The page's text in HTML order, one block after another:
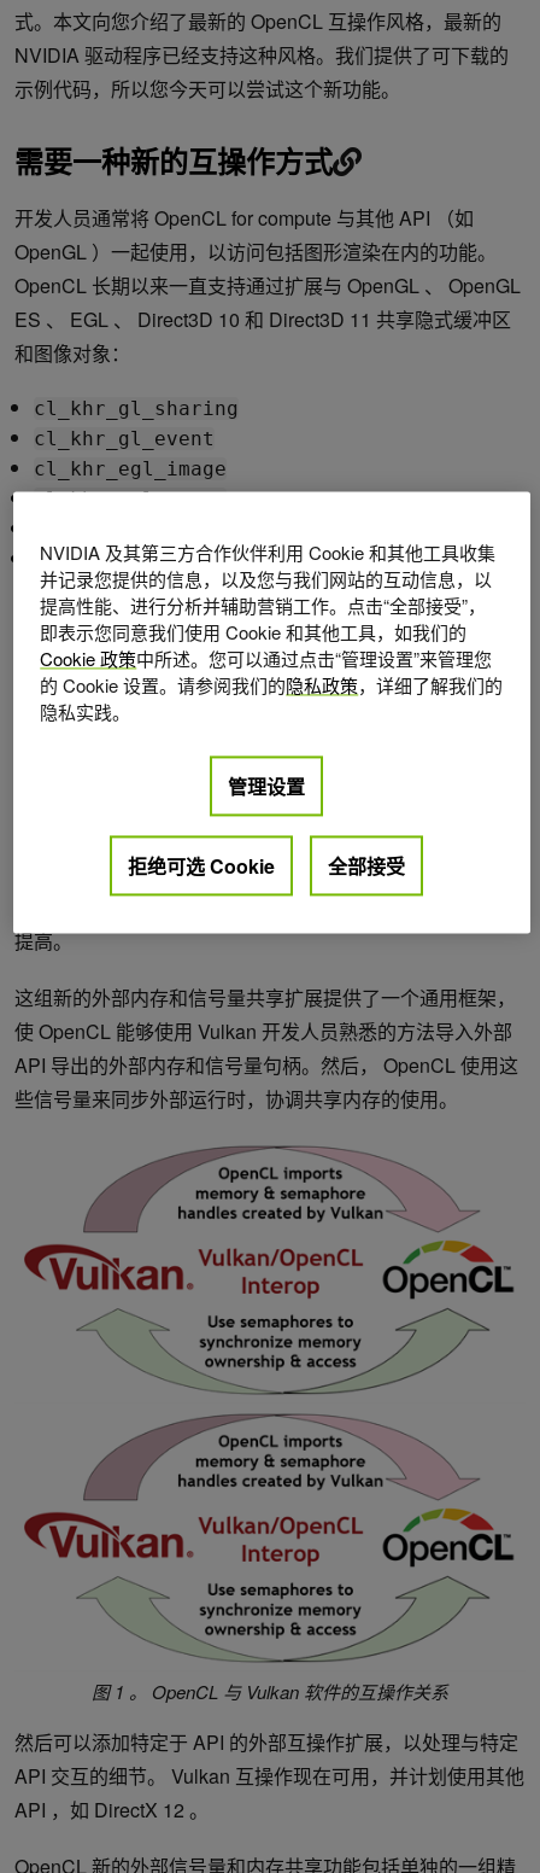
式。本文向您介绍了最新的 OpenCL 互操作风格，最新的
NVIDIA 驱动程序已经支持这种风格。我们提供了可下载的
示例代码，所以您今天可以尝试这个新功能。
需要一种新的互操作方式
开发人员通常将 OpenCL for compute 与其他 API （如
OpenGL ）一起使用，以访问包括图形渲染在内的功能。
OpenCL 长期以来一直支持通过扩展与 OpenGL 、 OpenGL
ES 、 EGL 、 Direct3D 10 和 Direct3D 11 共享隐式缓冲区
和图像对象：
cl_khr_gl_sharing
cl_khr_gl_event
cl_khr_egl_image
cl_khr_egl_event
cl_khr_d3d11_sharing
新一代 GPU API （如 Vulkan ）使用对外部内存的显式引用
以及信号量来协调对共享资源的访问。到目前为止，还没有
OpenCL 扩展来支持外部内存和信号量与这类新的 API 共
享。
OpenCL 和 Vulkan 之间的互操作在移动和桌面平台上都有
很强的需求。 NVIDIA 与 Khronos OpenCL 工作组密切合
作，发布了一套临时跨供应商的 KHR 扩展。这些扩展使应
用程序能够在 OpenCL 和 Vulkan 等 API 之间高效地共享数
据，与使用隐式资源的前一代互操作 API 相比，灵活性显著
提高。
这组新的外部内存和信号量共享扩展提供了一个通用框架，
使 OpenCL 能够使用 Vulkan 开发人员熟悉的方法导入外部
API 导出的外部内存和信号量句柄。然后， OpenCL 使用这
些信号量来同步外部运行时，协调共享内存的使用。
图 1 。 OpenCL 与 Vulkan 软件的互操作关系
然后可以添加特定于 API 的外部互操作扩展，以处理与特定
API 交互的细节。 Vulkan 互操作现在可用，并计划使用其他
API ，如 DirectX 12 。
OpenCL 新的外部信号量和内存共享功能包括单独的一组精
NVIDIA 及其第三方合作伙伴利用 Cookie 和其他工具收集
并记录您提供的信息，以及您与我们网站的互动信息，以
提高性能、进行分析并辅助营销工作。点击“全部接受”，
即表示您同意我们使用 Cookie 和其他工具，如我们的
Cookie 政策中所述。您可以通过点击“管理设置”来管理您
的 Cookie 设置。请参阅我们的隐私政策，详细了解我们的
隐私实践。
管理设置
拒绝可选 Cookie 全部接受